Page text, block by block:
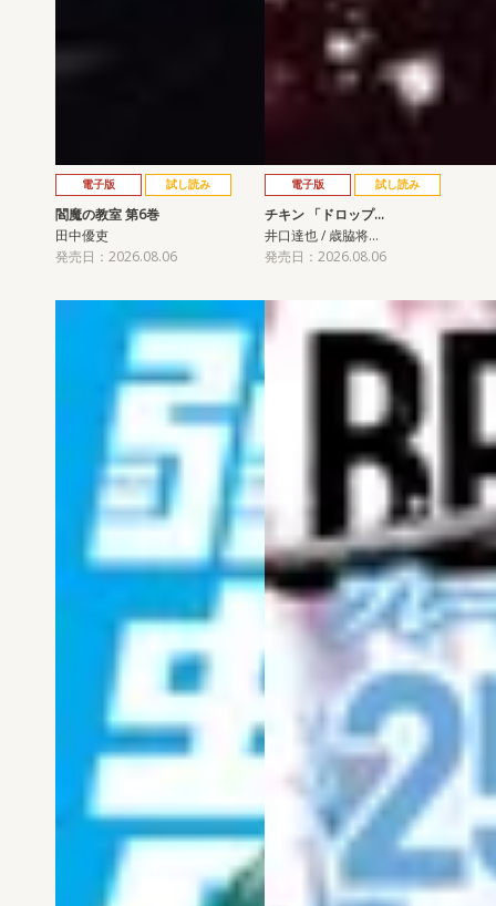
電子版 試し読み
閻魔の教室 第6巻
田中優吏
発売日：2026.08.06
電子版 試し読み
チキン 「ドロップ…
井口達也 / 歳脇将…
発売日：2026.08.06